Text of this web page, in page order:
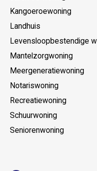
Kangoeroewoning
Landhuis
Levensloopbestendige
Mantelzorgwoning
Meergeneratiewoning
Notariswoning
Recreatiewoning
Schuurwoning
Seniorenwoning